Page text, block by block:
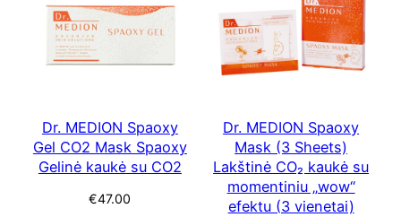
Dr. MEDION Spaoxy
Gel CO2 Mask Spaoxy
Gelinė kaukė su CO2
€47.00
Dr. MEDION Spaoxy
Mask (3 Sheets)
Lakštinė CO₂ kaukė su
momentiniu „wow“
efektu (3 vienetai)